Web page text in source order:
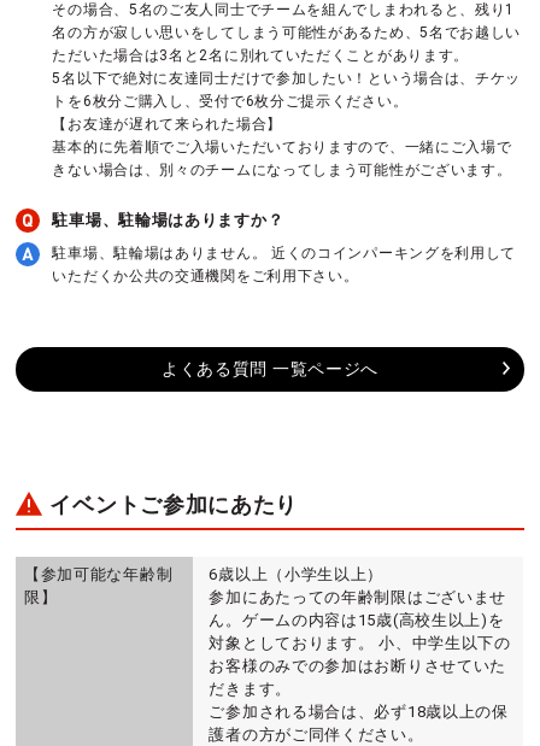
その場合、5名のご友人同士でチームを組んでしまわれると、残り1
名の方が寂しい思いをしてしまう可能性があるため、5名でお越しい
ただいた場合は3名と2名に別れていただくことがあります。
5名以下で絶対に友達同士だけで参加したい！という場合は、チケッ
トを6枚分ご購入し、受付で6枚分ご提示ください。
【お友達が遅れて来られた場合】
基本的に先着順でご入場いただいておりますので、一緒にご入場で
きない場合は、別々のチームになってしまう可能性がございます。
駐車場、駐輪場はありますか？
駐車場、駐輪場はありません。 近くのコインパーキングを利用して
いただくか公共の交通機関をご利用下さい。
よくある質問 一覧ページへ
イベントご参加にあたり
【参加可能な年齢制
限】
6歳以上（小学生以上）
参加にあたっての年齢制限はございませ
ん。ゲームの内容は15歳(高校生以上)を
対象としております。 小、中学生以下の
お客様のみでの参加はお断りさせていた
だきます。
ご参加される場合は、必ず18歳以上の保
護者の方がご同伴ください。